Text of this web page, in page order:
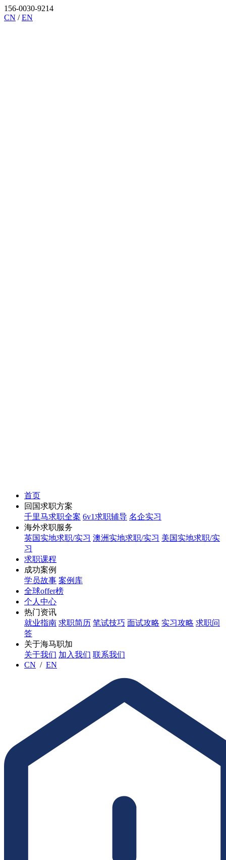
156-0030-9214
CN /EN
首页
回国求职方案
千里马求职全案 6v1求职辅导 名企实习
海外求职服务
英国实地求职/实习 澳洲实地求职/实习 美国实地求职/实
习
求职课程
成功案例
学员故事 案例库
全球offer榜
个人中心
热门资讯
就业指南 求职简历 笔试技巧 面试攻略 实习攻略 求职问
答
关于海马职加
关于我们 加入我们 联系我们
CN / EN